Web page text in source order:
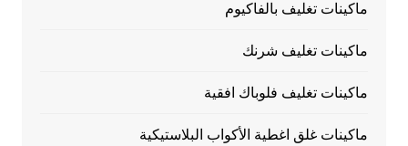
ماكينات تغليف بالفاكيوم
ماكينات تغليف شرنك
ماكينات تغليف فلوباك افقية
ماكينات غلق اغطية الأكواب البلاستيكية